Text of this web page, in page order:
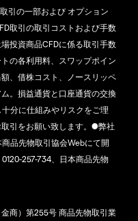
引の一部および オプション
取引の取引コストおよび手数
投資商品CFDに係る取引手数
の各利用料、スワップポイン
、借株コスト、ノースリッペ
。損益通貨と口座通貨の交換
分に仕組みやリスクをご理
引をお願い致します。●弊社
品先物取引協会Webにて開
257-734、日本商品先物
商）第255号 商品先物取引業